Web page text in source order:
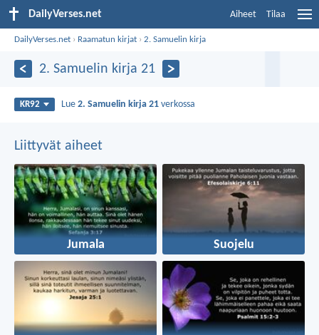
DailyVerses.net Aiheet Tilaa
DailyVerses.net › Raamatun kirjat ›2. Samuelin kirja
2. Samuelin kirja 21
KR92 Lue2. Samuelin kirja 21 verkossa
Liittyvät aiheet
Jumala Suojelu